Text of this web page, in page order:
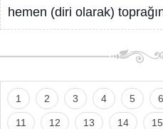
hemen (diri olarak)
1 2 3 4 5 6
11 12 13 14 15